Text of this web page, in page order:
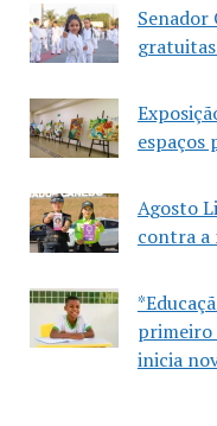
Senador
espaços
Agosto
contra a
primeiro
inicia